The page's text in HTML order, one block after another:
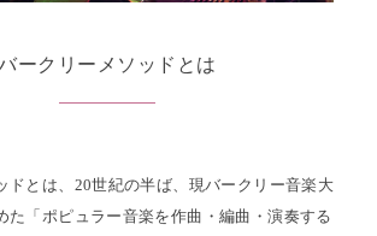
ークリーメソッドとは
ドとは、20世紀の半ば、現バークリー音楽大
た「ポピュラー音楽を作曲・編曲・演奏する